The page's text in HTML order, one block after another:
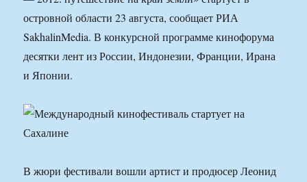
островной области 23 августа, сообщает РИА
SakhalinMedia. В конкурсной программе кинофорума
десятки лент из России, Индонезии, Франции, Ирана
и Японии.
В жюри фестивали вошли артист и продюсер Леонид